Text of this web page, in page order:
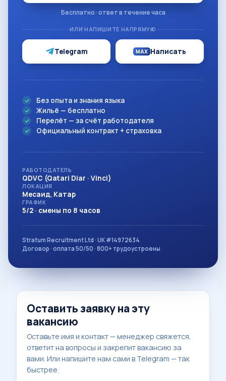
Оставить заявку на эту
вакансию
Оставьте имя и контакт — менеджер свяжется,
ответит на вопросы и закрепит вакансию за
вами. Или напишите нам сами в Telegram — так
быстрее.
Бесплатно · ответ в течение часа
ИЛИ НАПИШИТЕ НАПРЯМУЮ
Telegram MAX Написать
Без опыта и знания языка
Жильё — бесплатно
Перелёт — за счёт работодателя
Официальный контракт + страховка
РАБОТОДАТЕЛЬ
QDVC (Qatari Diar · Vinci)
ЛОКАЦИЯ
Месаид, Катар
ГРАФИК
5/2 · смены по 8 часов
Stratum Recruitment Ltd · UK #14972634
Договор · оплата 50/50 · 800+ трудоустроены